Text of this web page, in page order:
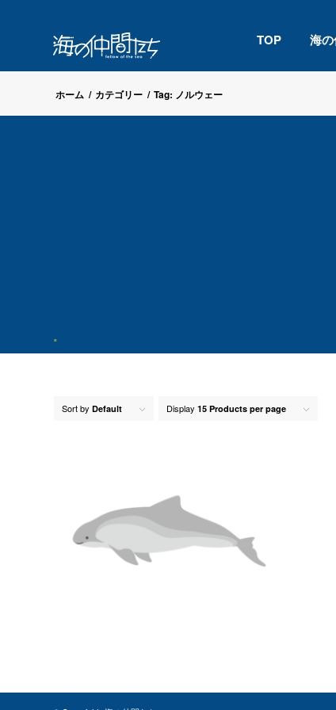
TOP 海
ホーム / カテゴリー / Tag: ノルウェー
Sort by Default Display 15 Products per page